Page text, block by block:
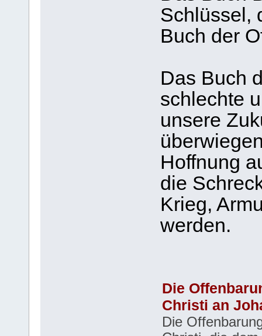
Schlüssel,
Buch der
Das Buch
schlechte
unsere
Hoffnung
die
Krieg,
werden.
Die
Christi an
Die